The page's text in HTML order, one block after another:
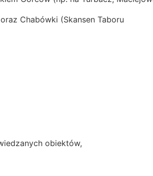
Chabówki (Skansen Taboru
obiektów,